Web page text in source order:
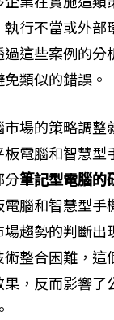
行不當或外部
這些案例的分
類似的錯誤。
場的策略調整
電腦和智慧型
分筆記型電腦的
電腦和智慧型手
趨勢的判斷出
整合困難，這
，反而影響了